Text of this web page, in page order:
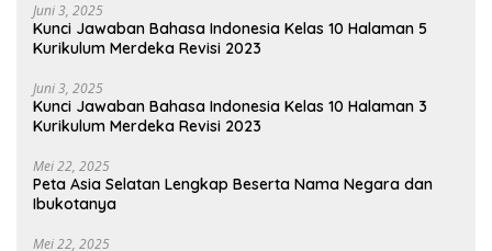
Juni 3, 2025
Kunci Jawaban Bahasa Indonesia Kelas 10 Halaman 5
Kurikulum Merdeka Revisi 2023
Juni 3, 2025
Kunci Jawaban Bahasa Indonesia Kelas 10 Halaman 3
Kurikulum Merdeka Revisi 2023
Mei 22, 2025
Peta Asia Selatan Lengkap Beserta Nama Negara dan
Ibukotanya
Mei 22, 2025